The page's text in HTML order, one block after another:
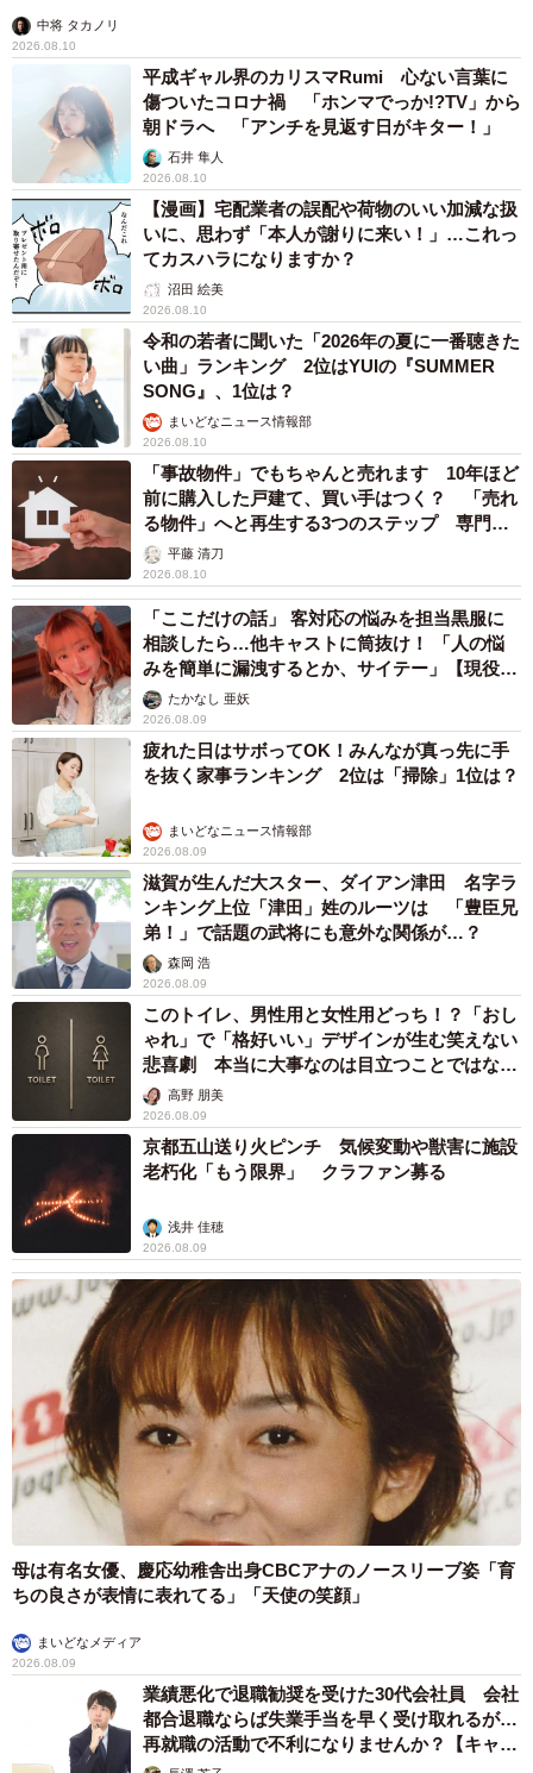
中将 タカノリ
2026.08.10
平成ギャル界のカリスマRumi 心ない言葉に
傷ついたコロナ禍 「ホンマでっか!?TV」から
朝ドラへ 「アンチを見返す日がキター！」
石井 隼人
2026.08.10
【漫画】宅配業者の誤配や荷物のいい加減な扱
いに、思わず「本人が謝りに来い！」…これっ
てカスハラになりますか？
沼田 絵美
2026.08.10
令和の若者に聞いた「2026年の夏に一番聴きた
い曲」ランキング 2位はYUIの『SUMMER
SONG』、1位は？
まいどなニュース情報部
2026.08.10
「事故物件」でもちゃんと売れます 10年ほど
前に購入した戸建て、買い手はつく？ 「売れ
る物件」へと再生する3つのステップ 専門家
が解説平藤 清刀
2026.08.10
「ここだけの話」 客対応の悩みを担当黒服に
相談したら…他キャストに筒抜け！ 「人の悩
みを簡単に漏洩するとか、サイテー」【現役キ
ャストに取材】
たかなし 亜妖
2026.08.09
疲れた日はサボってOK！みんなが真っ先に手
を抜く家事ランキング 2位は「掃除」1位は？
まいどなニュース情報部
2026.08.09
滋賀が生んだ大スター、ダイアン津田 名字ラ
ンキング上位「津田」姓のルーツは 「豊臣兄
弟！」で話題の武将にも意外な関係が…？
森岡 浩
2026.08.09
このトイレ、男性用と女性用どっち！？「おし
ゃれ」で「格好いい」デザインが生む笑えない
悲喜劇 本当に大事なのは目立つことではな
く…高野 朋美
2026.08.09
京都五山送り火ピンチ 気候変動や獣害に施設
老朽化「もう限界」 クラファン募る
浅井 佳穂
2026.08.09
母は有名女優、慶応幼稚舎出身CBCアナのノースリーブ姿「育
ちの良さが表情に表れてる」「天使の笑顔」
まいどなメディア
2026.08.09
業績悪化で退職勧奨を受けた30代会社員 会社
都合退職ならば失業手当を早く受け取れるが…
再就職の活動で不利になりませんか？【キャリ
アカウンセラーが解説】